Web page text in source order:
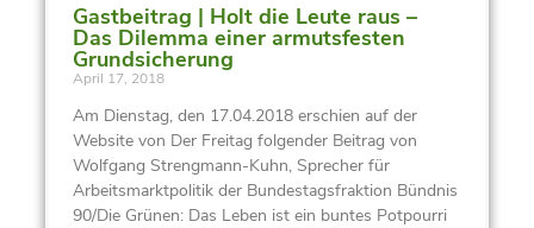
Gastbeitrag | Holt die Leute raus –
Das Dilemma einer armutsfesten
Grundsicherung
April 17, 2018
Am Dienstag, den 17.04.2018 erschien auf der
Website von Der Freitag folgender Beitrag von
Wolfgang Strengmann-Kuhn, Sprecher für
Arbeitsmarktpolitik der Bundestagsfraktion Bündnis
90/Die Grünen: Das Leben ist ein buntes Potpourri